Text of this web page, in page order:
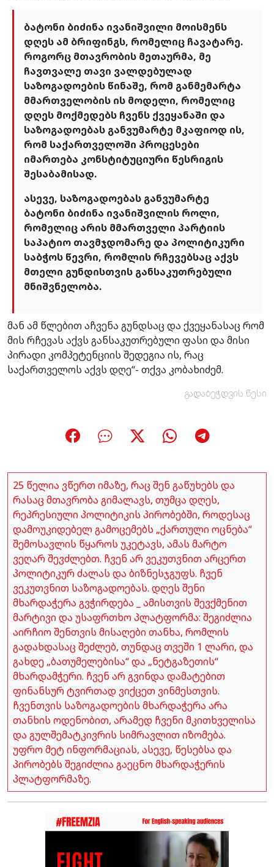
ბატონი ბიძინა ივანიშვილი მოისმენს
დღეს ამ ბრიფინგს, რომელიც ჩავატარე.
როგორც მთავრობის მეთაურმა, მე
ჩავთვალე თავი ვალდებულად
საზოგადოების წინაშე, რომ განმემარტა
მმართველობის ის მოდელი, რომელიც
დღეს მოქმედებს ჩვენს ქვეყანაში და
საზოგადოებას განვუმარტე მკაფიოდ ის,
რომ საქართველოში პროცესები
იმართება კონსტიტუციური წესრიგის
შესაბამისად.
ასევე, საზოგადოებას განვუმარტე
ბატონი ბიძინა ივანიშვილის როლი,
რომელიც არის მმართველი პარტიის
საპატიო თავმჯდომარე და პოლიტიკური
საბჭოს წევრი, რომლის რჩევებსაც აქვს
მთელი გუნდისთვის განსაკუთრებული
მნიშვნელობა.
მან ამ წლებით აჩვენა გუნდსაც და ქვეყანასაც რომ
მის რჩევას აქვს განსაკუთრებული ფასი და მისი
პირადი კომპეტენციის შედეგია ის, რაც
საქართველოს აქვს დღე“- თქვა კობახიძემ.
გადაბეჭდვის წესი
25 წელია ვწერთ იმაზე, რაც შენ გაწუხებს და
რასაც მთავრობა გიმალავს, თუმცა დღეს,
რეპრესიული პოლიტიკის პირობებში, როდესაც
დამოუკიდებელ გამოცემებს „ქართული ოცნება“
შემოსავლის წყაროს უკეტავს, ამას მარტო
ვეღარ შევძლებთ. ჩვენ არ ვეკუთვნით არცერთ
პოლიტიკურ ძალას და ბიზნესჯგუფს. ჩვენ
ვეკუთვნით საზოგადოებას. დღეს შენი
მხარდაჭერა გვჭირდება _ ამისთვის შევქმენით
მარტივი და უსაფრთხო პლატფორმა: შეგიძლია
აირჩიო შენთვის მისაღები თანხა, რომლის
გადახდასაც შეძლებ, თუნდაც თვეში 1 ლარი, და
გახდე „ბათუმელებისა“ და „ნეტგაზეთის“
მხარდამჭერი. ჩვენ არ გვინდა დამატებით
ფინანსურ ტვირთად ვიქცეთ ვინმესთვის.
ჩვენთვის საზოგადოების მხარდაჭერა არა
თანხის ოდენობით, არამედ ჩვენი მკითხველისა
და გულშემატკივრის სიმრავლით იზომება.
უფრო მეტ ინფორმაციას, ასევე, წესებსა და
პირობებს შეგიძლია გაეცნო მხარდაჭერის
პლატფორმაზე.